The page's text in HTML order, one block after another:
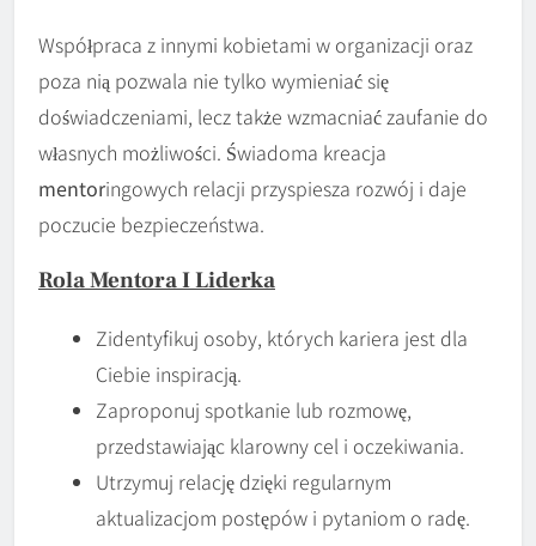
Współpraca z innymi kobietami w organizacji oraz
poza nią pozwala nie tylko wymieniać się
doświadczeniami, lecz także wzmacniać zaufanie do
własnych możliwości. Świadoma kreacja
mentoringowych relacji przyspiesza rozwój i daje
poczucie bezpieczeństwa.
RolaMentoraILiderka
Zidentyfikuj osoby, których kariera jest dla
Ciebie inspiracją.
Zaproponuj spotkanie lub rozmowę,
przedstawiając klarowny cel i oczekiwania.
Utrzymuj relację dzięki regularnym
aktualizacjom postępów i pytaniom o radę.